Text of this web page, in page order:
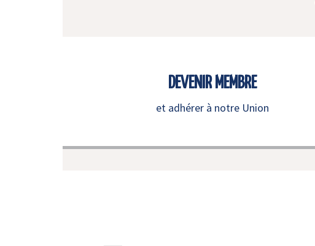
DEVENIR MEMBRE
et adhérer à notre Union